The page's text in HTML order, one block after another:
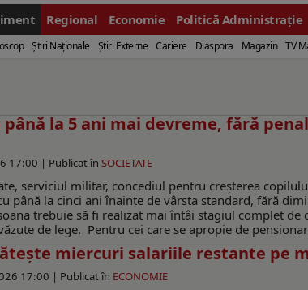
Regional Economie Politică Administrație
Ştiri Naţionale Ştiri Externe Cariere Diaspora Magazin TV
până la 5 ani mai devreme, fără
17:00 | Publicat în SOCIETATE
serviciul militar, concediul pentru creșterea
până la cinci ani înainte de vârsta standard, fără
trebuie să fi realizat mai întâi stagiul complet
de lege. Pentru cei care se apropie de
miercuri salariile restante pe
17:00 | Publicat în ECONOMIE